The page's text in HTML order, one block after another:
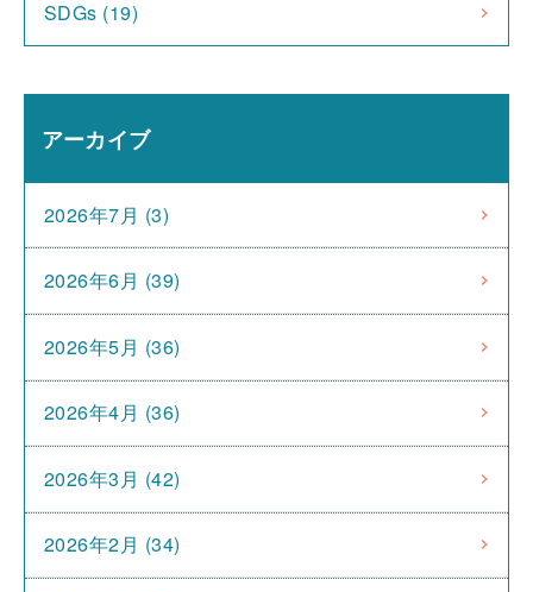
SDGs (19)
アーカイブ
2026年7月 (3)
2026年6月 (39)
2026年5月 (36)
2026年4月 (36)
2026年3月 (42)
2026年2月 (34)